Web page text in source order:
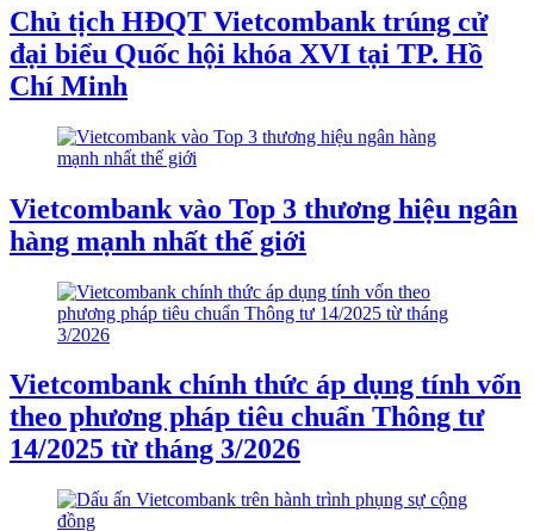
Chủ tịch HĐQT Vietcombank trúng cử
đại biểu Quốc hội khóa XVI tại TP. Hồ
Chí Minh
Vietcombank vào Top 3 thương hiệu ngân
hàng mạnh nhất thế giới
Vietcombank chính thức áp dụng tính vốn
theo phương pháp tiêu chuẩn Thông tư
14/2025 từ tháng 3/2026